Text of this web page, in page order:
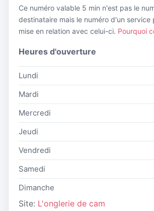
Ce numéro valable 5 min n'est pas le
destinataire mais le numéro d'un service
mise en relation avec celui-ci. Pourquoi
Heures d'ouverture
Lundi
Mardi
Mercredi
Jeudi
Vendredi
Samedi
Dimanche
Site: L'onglerie de cam